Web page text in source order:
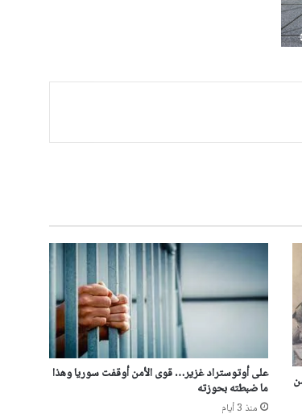
على أوتوستراد غزير… قوى الأمن أوقفت سوريا وهذا
ما ضبطته بحوزته
منذ 3 أيام